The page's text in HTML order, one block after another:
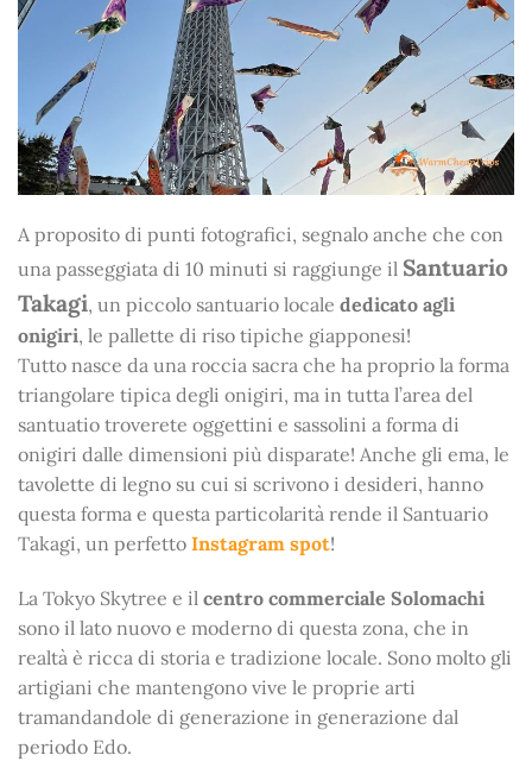
A proposito di punti fotografici, segnalo anche che con
una passeggiata di 10 minuti si raggiunge il Santuario
Takagi, un piccolo santuario locale dedicato agli
onigiri, le pallette di riso tipiche giapponesi!
Tutto nasce da una roccia sacra che ha proprio la forma
triangolare tipica degli onigiri, ma in tutta l’area del
santuatio troverete oggettini e sassolini a forma di
onigiri dalle dimensioni più disparate! Anche gli ema, le
tavolette di legno su cui si scrivono i desideri, hanno
questa forma e questa particolarità rende il Santuario
Takagi, un perfetto Instagram spot!
La Tokyo Skytree e il centro commerciale Solomachi
sono il lato nuovo e moderno di questa zona, che in
realtà è ricca di storia e tradizione locale. Sono molto gli
artigiani che mantengono vive le proprie arti
tramandandole di generazione in generazione dal
periodo Edo.